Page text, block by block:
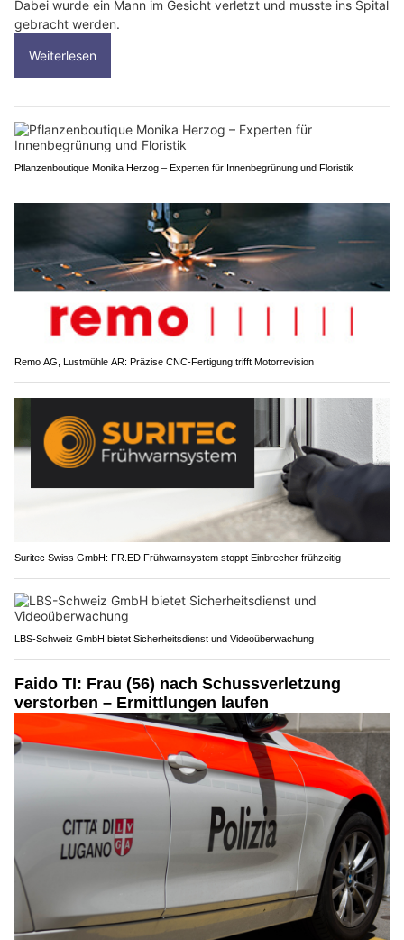
Dabei wurde ein Mann im Gesicht verletzt und musste ins Spital
gebracht werden.
Weiterlesen
Pflanzenboutique Monika Herzog – Experten für Innenbegrünung und Floristik
Remo AG, Lustmühle AR: Präzise CNC-Fertigung trifft Motorrevision
Suritec Swiss GmbH: FR.ED Frühwarnsystem stoppt Einbrecher frühzeitig
LBS-Schweiz GmbH bietet Sicherheitsdienst und Videoüberwachung
Faido TI: Frau (56) nach Schussverletzung
verstorben – Ermittlungen laufen